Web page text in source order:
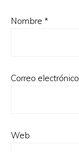
Nombre *
Correo electrónico
Web